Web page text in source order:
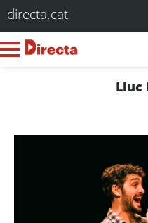
directa.cat
Lluc